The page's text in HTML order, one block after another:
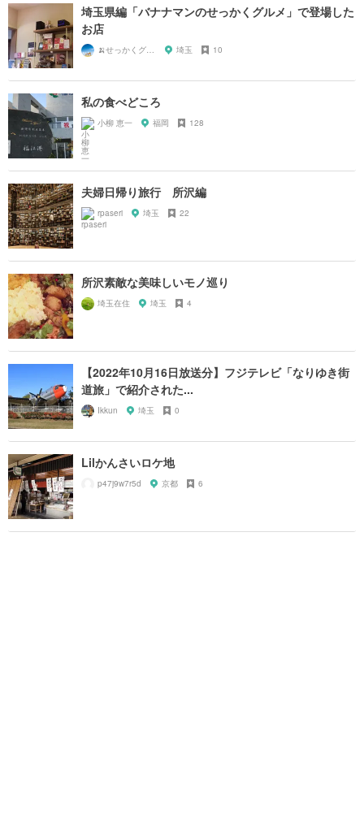
埼玉県編「バナナマンのせっかくグルメ」で登場した
お店
埼玉 10
私の食べどころ
小柳 恵一 福岡 128
夫婦日帰り旅行 所沢編
rpaseri 埼玉 22
所沢素敵な美味しいモノ巡り
埼玉在住 埼玉 4
【2022年10月16日放送分】フジテレビ「なりゆき街
道旅」で紹介された...
Ikkun 埼玉 0
Lilかんさいロケ地
p47j9w7r5d 京都 6